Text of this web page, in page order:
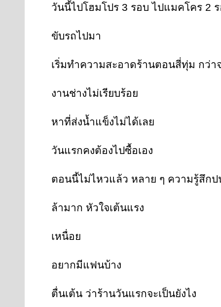
วันนี้ไปโฮมโปร 3 รอบ ไปแมคโคร 2
ขับรถไปมา
เริ่มทำความสะอาดร้านตอนสี่ทุ่ม กว่า
งานช่างไม่เรียบร้อย
หาที่ส่งน้ำแข็งไม่ได้เลย
วันแรกคงต้องไปซื้อเอง
ตอนนี้ไม่ไหวแล้ว หลาย ๆ ความรู้สึก
ล้ามาก หัวใจเต้นแรง
เหนื่อย
อยากมีแฟนบ้าง
ตื่นเต้น ว่าร้านวันแรกจะเป็นยังไง